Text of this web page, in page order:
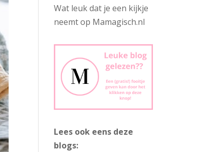
Wat leuk dat je een kijkje
neemt op Mamagisch.nl
Lees ook eens deze
blogs: